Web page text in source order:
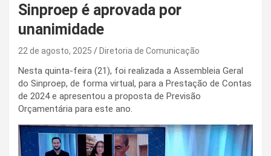
Sinproep é aprovada por
unanimidade
22 de agosto, 2025 Diretoria de Comunicação
Nesta quinta-feira (21), foi realizada a Assembleia Geral
do Sinproep, de forma virtual, para a Prestação de Contas
de 2024 e apresentou a proposta de Previsão
Orçamentária para este ano.